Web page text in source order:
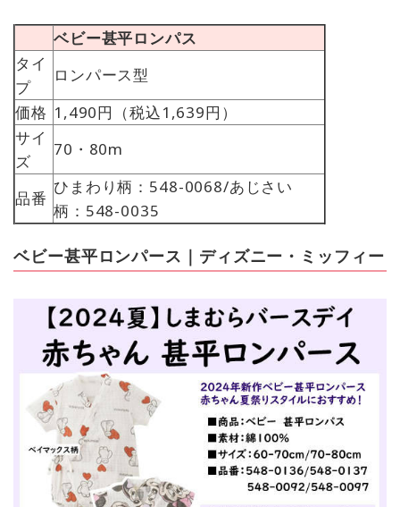
ベビー甚平ロンパス
タイ
プ
ロンパース型
価格 1,490円（税込1,639円）
サイ
ズ
70・80m
品番
ひまわり柄：548-0068/あじさい
柄：548-0035
ベビー甚平ロンパース｜ディズニー・ミッフィー